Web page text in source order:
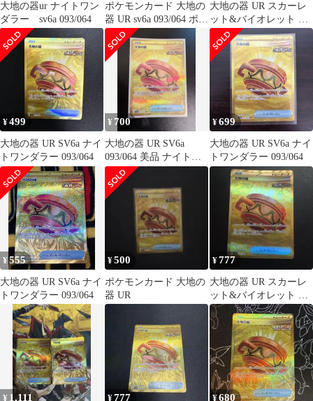
大地の器ur ナイトワン
ダラー sv6a 093/064
ポケモンカード 大地の
器 UR sv6a 093/064 ポケ
カ
大地の器 UR スカーレ
ット&バイオレット ポ
ケカ
¥499
大地の器 UR SV6a ナイ
トワンダラー 093/064
¥ 700
大地の器 UR SV6a
093/064 美品 ナイトワ
ンダラー
¥699
大地の器 UR SV6a ナイ
トワンダラー 093/064
¥555
大地の器 UR SV6a ナイ
トワンダラー 093/064
¥500
ポケモンカード 大地の
器 UR
¥777
大地の器 UR スカーレ
ット&バイオレット 拡
張パック ナイトワンダ
ラー キラ…
¥ 1,111 ¥777 ¥680